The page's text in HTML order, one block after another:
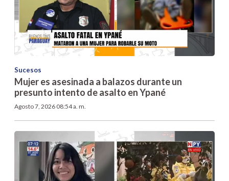
Sucesos
Mujer es asesinada a balazos durante un
presunto intento de asalto en Ypané
Agosto 7, 2026 08:54 a. m.